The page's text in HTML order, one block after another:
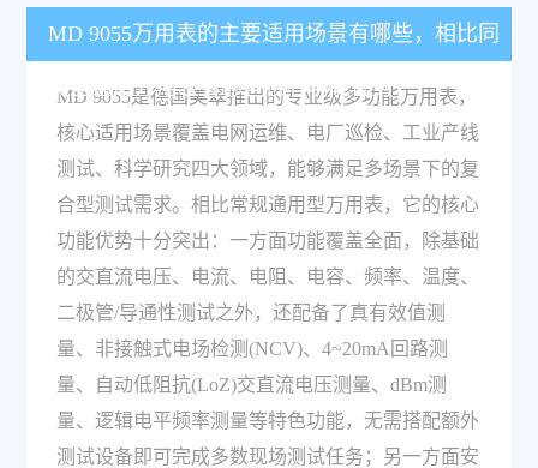
MD 9055万用表的主要适用场景有哪些，相比同
类型通用万用表有哪些核心功能优势？
MD 9055是德国美翠推出的专业级多功能万用表，
核心适用场景覆盖电网运维、电厂巡检、工业产线
测试、科学研究四大领域，能够满足多场景下的复
合型测试需求。相比常规通用型万用表，它的核心
功能优势十分突出：一方面功能覆盖全面，除基础
的交直流电压、电流、电阻、电容、频率、温度、
二极管/导通性测试之外，还配备了真有效值测
量、非接触式电场检测(NCV)、4~20mA回路测
量、自动低阻抗(LoZ)交直流电压测量、dBm测
量、逻辑电平频率测量等特色功能，无需搭配额外
测试设备即可完成多数现场测试任务；另一方面安